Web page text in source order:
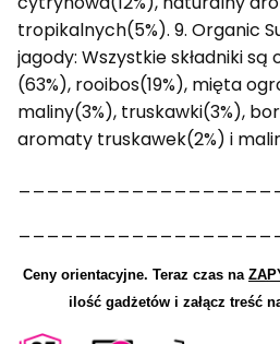
tropikalnych(5%). 9. Organic
jagody: Wszystkie składniki są
(63%), rooibos(19%), mięta
maliny(3%), truskawki(3%),
aromaty truskawek(2%) i
Ceny orientacyjne. Teraz czas na
ilość gadżetów i załącz treść